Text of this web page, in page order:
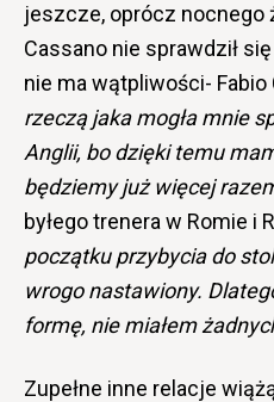
jeszcze, oprócz nocnego
Cassano nie sprawdził
nie ma wątpliwości- Fabio
rzeczą jaka mogła mnie
Anglii, bo dzięki temu
będziemy już więcej
byłego trenera w Romie i
początku przybycia do
wrogo nastawiony.
formę, nie miałem
Zupełne inne relacje